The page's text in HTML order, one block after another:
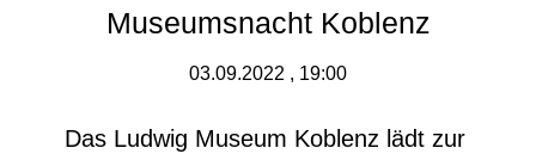
Museumsnacht Koblenz
03.09.2022 , 19:00
Das Ludwig Museum Koblenz lädt zur